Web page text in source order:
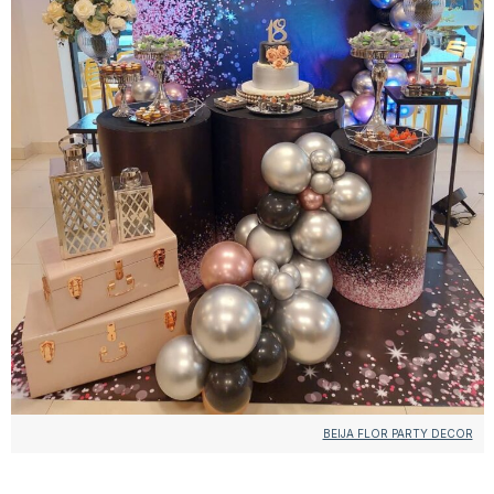
BEIJA FLOR PARTY DECOR